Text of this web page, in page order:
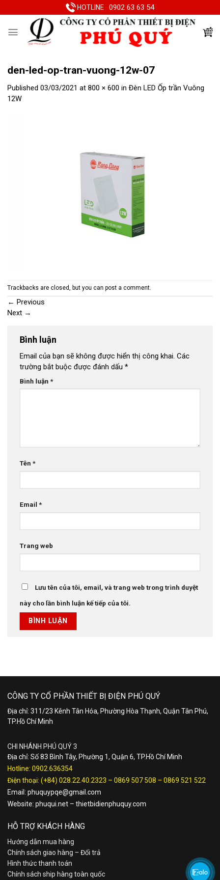
to
HOTLINE 0902 63 63 54
den-led-op-tran-vuong-12w-07
Published 03/03/2021 at 800 × 600 in Đèn LED Ốp trần Vuông
12W
Trackbacks are closed, but you can post a comment.
← Previous
Next →
Bình luận
Email của bạn sẽ không được hiển thị công khai. Các
trường bắt buộc được đánh dấu *
Bình luận *
Tên *
Email *
Trang web
Lưu tên của tôi, email, và trang web trong trình duyệt
này cho lần bình luận kế tiếp của tôi.
CÔNG TY CỔ PHẦN THIẾT BỊ ĐIỆN PHÚ QUÝ
Địa chỉ: 311/23 Kênh Tân Hóa, Phường Hòa Thạnh, Quận Tân Phú,
TP.Hồ Chí Minh
CHI NHÁNH PHÚ QUÝ 3
Địa chỉ: Số 83 Bình Tây, Phường 1, Quận 6, TP.Hồ Chí Minh
Hotline: 0902.636354
Điện thoại: (+84) 028.22.40.2323 – 0869 507 508 – 0869 521 522
Email: phuquypqe@gmail.com
Website: phuqui.net – thietbidienphuquy.com
HỖ TRỢ KHÁCH HÀNG
Hướng dẫn mua hàng
Chính sách giao hàng – Đổi trả
Hình thức thanh toán
Chính sách ship hàng toàn quốc